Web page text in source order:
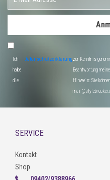
Ich
habe
die
Datenschutzerklärungzur Kenntnis
Beantwortung
Hinweis: Sie
SERVICE
Kontakt
Shop